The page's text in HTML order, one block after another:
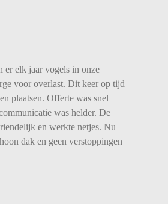
er elk jaar vogels in onze
voor overlast. Dit keer op tijd
plaatsen. Offerte was snel
was helder. De
en werkte netjes. Nu
dak en geen verstoppingen